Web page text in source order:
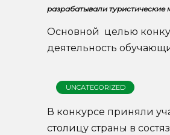
разрабатывали
Основной целью
деятельность
UNCATEGORIZED
В конкурсе приняли
столицу страны в